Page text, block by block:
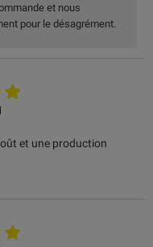
et nous
pour le désagrément.
et une production